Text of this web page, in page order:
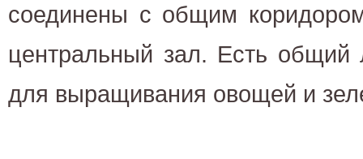
соединены с общим
центральный зал. Есть общий
для выращивания овощей и